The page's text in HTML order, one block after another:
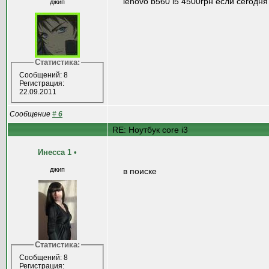
джип
Статистика:
Сообщений: 8
Регистрация:
22.09.2011
Сообщение # 6
RE: Ноутбук core i3
Инесса 1 •
джип
Статистика:
Сообщений: 8
Регистрация:
в поиске